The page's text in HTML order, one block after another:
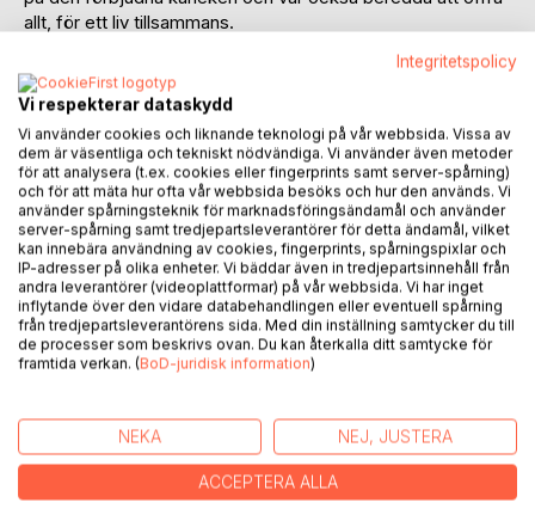
allt, för ett liv tillsammans.
Föräldrarna välsignade deras ansökan till en högre
utbildning i Stockholm. Kyrkoherden Karl Bosser, tillika
Klaras far skrev ett personligt brev till rektorn, vilket banade
väg för de unga kvinnornas antagningar till utbildningen.
Klara och Merit skulle åter rå om varandras kroppar, nu
under en längre tid.
Precis som vid den tidigare vistelsen skulle de nu bo i
Klaras farföräldrars hem.
Tillsyningsmannen Jonsson dök emellanåt upp oanmäld,
vilket resulterat i att de unga
kvinnornas förbjudna kärlek varit nära att avslöjas vid flera
Änklingen patron Gelve hade funnit kärleksfrid i Fia
Oscarsson, han skulle tyvärr inte få äkta kvinnan han så
högt älskade, men snart står det fler kvinnor på tur.
Integritetspolicy
Vi respekterar dataskydd
Vi använder cookies och liknande teknologi på vår webbsida. Vissa av
dem är väsentliga och tekniskt nödvändiga. Vi använder även metoder
för att analysera (t.ex. cookies eller fingerprints samt server-spårning)
och för att mäta hur ofta vår webbsida besöks och hur den används. Vi
använder spårningsteknik för marknadsföringsändamål och använder
server-spårning samt tredjepartsleverantörer för detta ändamål, vilket
kan innebära användning av cookies, fingerprints, spårningspixlar och
IP-adresser på olika enheter. Vi bäddar även in tredjepartsinnehåll från
andra leverantörer (videoplattformar) på vår webbsida. Vi har inget
inflytande över den vidare databehandlingen eller eventuell spårning
från tredjepartsleverantörens sida. Med din inställning samtycker du till
de processer som beskrivs ovan. Du kan återkalla ditt samtycke för
framtida verkan. (BoD-juridisk information)
NEKA NEJ, JUSTERA
ACCEPTERA ALLA